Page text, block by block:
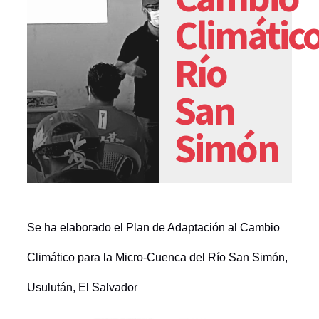
Río
San
Simón
Se ha elaborado el Plan de Adaptación al Cambio
Climático para la Micro-Cuenca del Río San Simón,
Usulután, El Salvador